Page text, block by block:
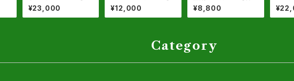
高 約60cm位(地上部
葉先高180cm位】根巻
発送
¥23,000
上部 約80-90cm】13
号鉢or根巻物
¥12,000
【同等品】
¥8,800
トゴ
等品】
Category